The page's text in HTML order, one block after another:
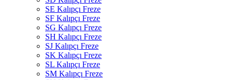
SE Kalıpçı Freze
SF Kalıpçı Freze
SG Kalıpçı Freze
SH Kalıpçı Freze
SJ Kalıpçı Freze
SK Kalıpçı Freze
SL Kalıpçı Freze
SM Kalıpçı Freze